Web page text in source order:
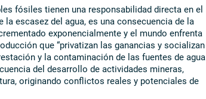
fósiles tienen una responsabilidad directa en el
escasez del agua, es una consecuencia de la
exponencialmente y el mundo enfrenta
que “privatizan las ganancias y socializan
y la contaminación de las fuentes de agua
del desarrollo de actividades mineras,
originando conflictos reales y potenciales de